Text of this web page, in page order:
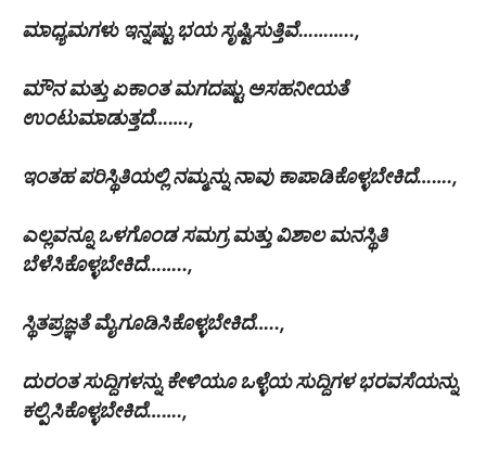
ಮಾಧ್ಯಮಗಳು ಇನ್ನಷ್ಟು ಭಯ ಸೃಷ್ಟಿಸುತ್ತಿವೆ………..,
ಮೌನ ಮತ್ತು ಏಕಾಂತ ಮಗದಷ್ಟು ಅಸಹನೀಯತೆ
ಉಂಟುಮಾಡುತ್ತದೆ…….,
ಇಂತಹ ಪರಿಸ್ಥಿತಿಯಲ್ಲಿ ನಮ್ಮನ್ನು ನಾವು ಕಾಪಾಡಿಕೊಳ್ಳಬೇಕಿದೆ…….,
ಎಲ್ಲವನ್ನೂ ಒಳಗೊಂಡ ಸಮಗ್ರ ಮತ್ತು ವಿಶಾಲ ಮನಸ್ಥಿತಿ
ಬೆಳೆಸಿಕೊಳ್ಳಬೇಕಿದೆ……..,
ಸ್ಥಿತಪ್ರಜ್ಞತೆ ಮೈಗೂಡಿಸಿಕೊಳ್ಳಬೇಕಿದೆ…..,
ದುರಂತ ಸುದ್ದಿಗಳನ್ನು ಕೇಳಿಯೂ ಒಳ್ಳೆಯ ಸುದ್ದಿಗಳ ಭರವಸೆಯನ್ನು
ಕಲ್ಪಿಸಿಕೊಳ್ಳಬೇಕಿದೆ…….,